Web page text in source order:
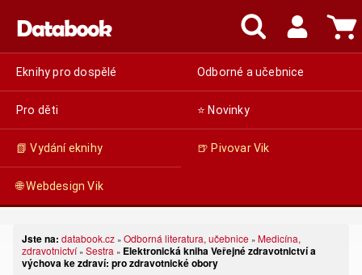
Eknihy pro dospělé Odborné a učebnice
Pro děti ⭐ Novinky
📗 Vydání eknihy 🍺 Pivovar Vik
🌐 Webdesign Vik
Jste na: databook.cz » Odborná literatura, učebnice » Medicína,
zdravotnictví » Sestra » Elektronická kniha Veřejné zdravotnictví a
výchova ke zdraví: pro zdravotnické obory